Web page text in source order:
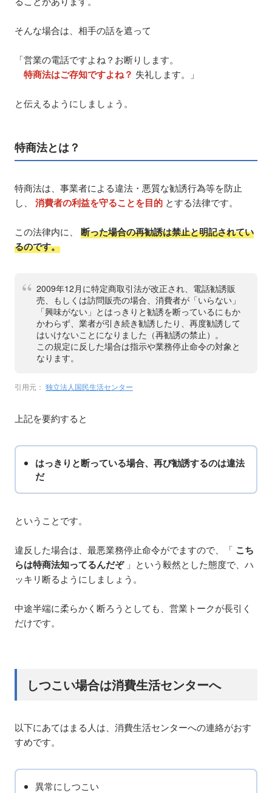
そんな場合は、相手の話を遮って
「営業の電話ですよね？お断りします。
特商法はご存知ですよね？ 失礼します。」
と伝えるようにしましょう。
特商法とは？
特商法は、事業者による違法・悪質な勧誘行為等を防止
し、 消費者の利益を守ることを目的 とする法律です。
この法律内に、 断った場合の再勧誘は禁止と明記されてい
るのです。
2009年12月に特定商取引法が改正され、電話勧誘販
売、もしくは訪問販売の場合、消費者が「いらない」
「興味がない」とはっきりと勧誘を断っているにもか
かわらず、業者が引き続き勧誘したり、再度勧誘して
はいけないことになりました（再勧誘の禁止）。
この規定に反した場合は指示や業務停止命令の対象と
なります。
引用元： 独立法人国民生活センター
上記を要約すると
はっきりと断っている場合、再び勧誘するのは違法
だ
ということです。
違反した場合は、最悪業務停止命令がでますので、「 こち
らは特商法知ってるんだぞ」という毅然とした態度で、ハ
ッキリ断るようにしましょう。
中途半端に柔らかく断ろうとしても、営業トークが長引く
だけです。
しつこい場合は消費生活センターへ
以下にあてはまる人は、消費生活センターへの連絡がおす
すめです。
異常にしつこい